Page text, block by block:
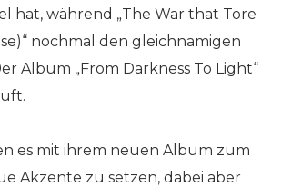
hat, während „The War that Tore
nochmal den gleichnamigen
Album „From Darkness To Light“
es mit ihrem neuen Album zum
Akzente zu setzen, dabei aber